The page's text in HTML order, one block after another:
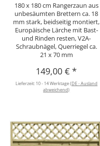
180 x 180 cm Rangerzaun aus
unbesäumten Brettern ca. 18
mm stark, beidseitig montiert,
Europäische Lärche mit Bast-
und Rinden resten, V2A-
Schraubnägel, Querriegel ca.
21 x 70 mm
149,00 €*
Lieferzeit: 10 - 14 Werktage(DE - Ausland
abweichend)